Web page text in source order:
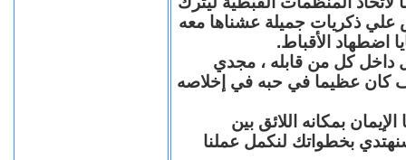
علي ذكريات جميلة عشناها معه
اضطهاد الأقباط.
داخل كل من قابله ، مجدي
عظيما في حبه في إخلاصه
بمكانه اللائق بين
بخطواتك لنكمل عملنا